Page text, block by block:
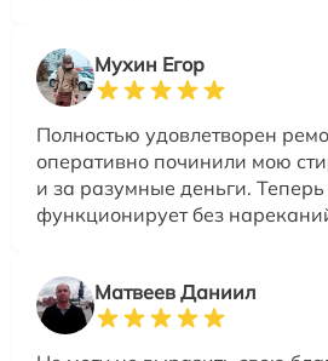
Мухин Егор
Полностью удовлетворен
оперативно починили мою
и за разумные деньги.
функционирует без
Матвеев Даниил